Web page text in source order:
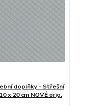
doplňky - Střešní
x 20 cm NOVÉ orig.